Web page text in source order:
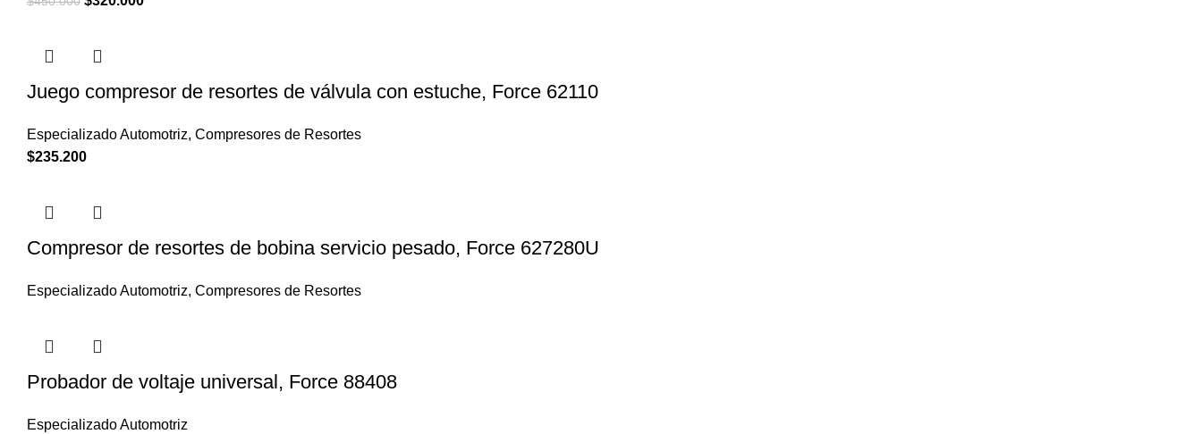
era:
$450.000.$320.000.
Juego compresor de resortes de válvula con estuche, Force 62110
Especializado Automotriz, Compresores de Resortes
$235.200
Compresor de resortes de bobina servicio pesado, Force 627280U
Especializado Automotriz, Compresores de Resortes
Probador de voltaje universal, Force 88408
Especializado Automotriz